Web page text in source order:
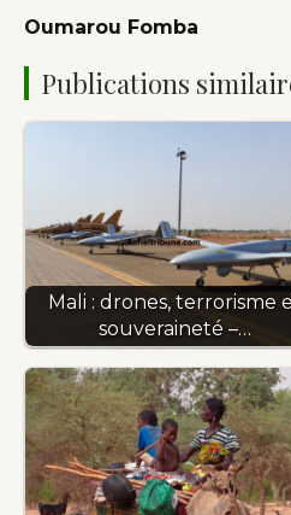
Oumarou Fomba
Publications
Mali : drones, terrorisme
souveraineté –…